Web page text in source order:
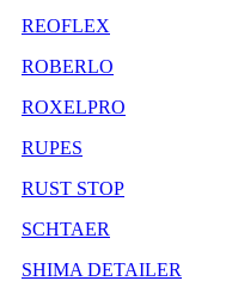
REOFLEX
ROBERLO
ROXELPRO
RUPES
RUST STOP
SCHTAER
SHIMA DETAILER